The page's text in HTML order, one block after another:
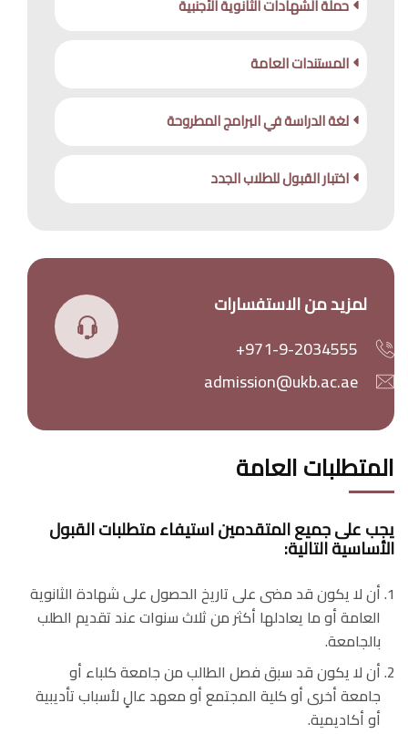
حملة الشهادات الثانوية الأجنبية
المستندات العامة
لغة الدراسة في البرامج المطروحة
اختبار القبول للطلاب الجدد
لمزيد من الاستفسارات
+971-9-2034555
admission@ukb.ac.ae
المتطلبات العامة
يجب على جميع المتقدمين استيفاء متطلبات القبول
الأساسية التالية:
أن لا يكون قد مضى على تاريخ الحصول على شهادة الثانوية
العامة أو ما يعادلها أكثر من ثلاث سنوات عند تقديم الطلب
بالجامعة.
أن لا يكون قد سبق فصل الطالب من جامعة كلباء أو
جامعة أخرى أو كلية المجتمع أو معهد عالٍ لأسباب تأديبية
أو أكاديمية.